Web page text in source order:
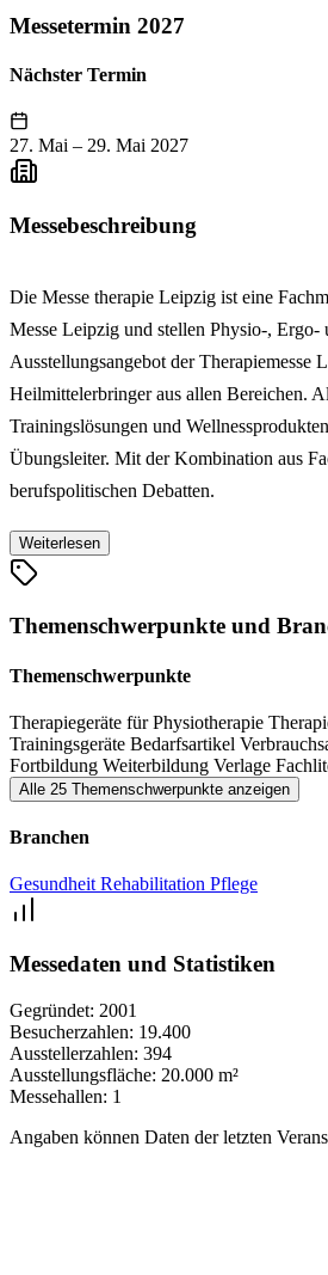
Messetermin 2027
Nächster Termin
27. Mai – 29. Mai 2027
Messebeschreibung
Die Messe therapie Leipzig ist eine
Messe Leipzig und stellen Physio-, Ergo-
Ausstellungsangebot der
Heilmittelerbringer aus allen Bereichen.
Trainingslösungen und
Übungsleiter. Mit der Kombination aus
berufspolitischen Debatten.
Weiterlesen
Themenschwerpunkte und
Themenschwerpunkte
Therapiegeräte für Physiotherapie
Trainingsgeräte Bedarfsartikel
Fortbildung Weiterbildung Verlage
Alle 25 Themenschwerpunkte anzeigen
Branchen
Gesundheit Rehabilitation Pflege
Messedaten und Statistiken
Gegründet: 2001
Besucherzahlen: 19.400
Ausstellerzahlen: 394
Ausstellungsfläche: 20.000 m²
Messehallen: 1
Angaben können Daten der letzten